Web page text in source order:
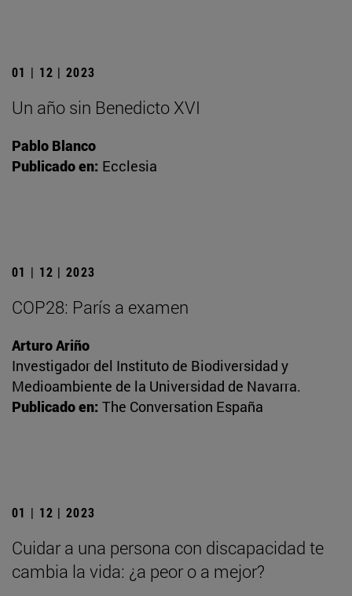
01 | 12 | 2023
Un año sin Benedicto XVI
Pablo Blanco
Publicado en: Ecclesia
01 | 12 | 2023
COP28: París a examen
Arturo Ariño
Investigador del Instituto de Biodiversidad y
Medioambiente de la Universidad de Navarra.
Publicado en: The Conversation España
01 | 12 | 2023
Cuidar a una persona con discapacidad te
cambia la vida: ¿a peor o a mejor?